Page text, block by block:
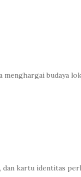
menghargai budaya
dan kartu identitas